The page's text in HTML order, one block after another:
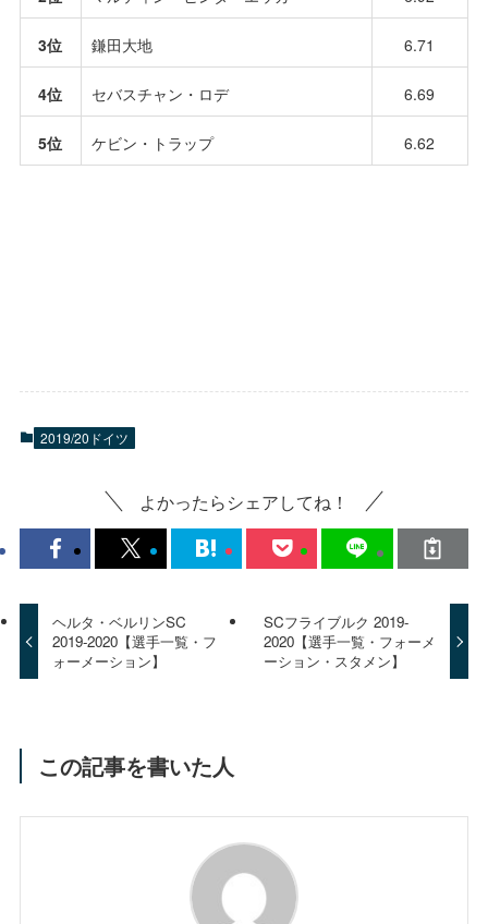
3位 鎌田大地 6.71
4位 セバスチャン・ロデ 6.69
5位 ケビン・トラップ 6.62
2019/20ドイツ
よかったらシェアしてね！
ヘルタ・ベルリンSC
2019-2020【選手一覧・フ
ォーメーション】
SCフライブルク 2019-
2020【選手一覧・フォーメ
ーション・スタメン】
この記事を書いた人